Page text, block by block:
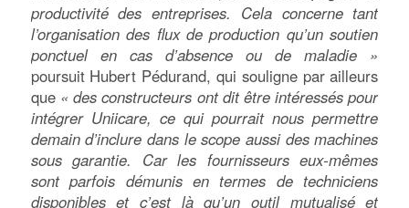
productivité des entreprises. Cela concerne tant
l’organisation des flux de production qu’un soutien
ponctuel en cas d’absence ou de maladie »
poursuit Hubert Pédurand, qui souligne par ailleurs
que « des constructeurs ont dit être intéressés pour
intégrer Uniicare, ce qui pourrait nous permettre
demain d’inclure dans le scope aussi des machines
sous garantie. Car les fournisseurs eux-mêmes
sont parfois démunis en termes de techniciens
disponibles et c’est là qu’un outil mutualisé et